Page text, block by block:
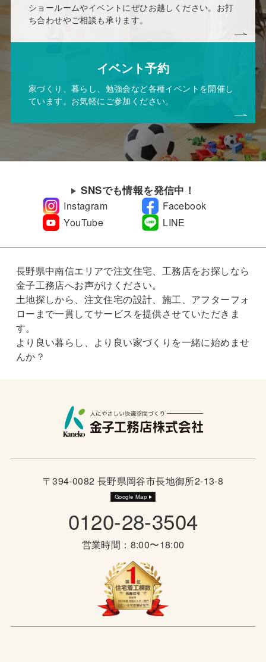
ショールームやイベントにぜひお越しください。お打
ち合わせやご相談も承ります。
イベント予約
家づくり、暮らし、勉強会など各種イベントを開催し
ています。お気軽にご参加ください。
SNSでも情報を発信中！
Instagram
Facebook
YouTube
LINE
長野県中南信エリアで注文住宅、工務店をお探しなら
金子工務店へお声がけください。
土地探しから、注文住宅の設計、施工、アフターフォ
ローまで一貫してサービスを提供させていただきま
す。
より良い暮らし、より良い家づくりを一緒に始めませ
んか？
〒394-0082 長野県岡谷市長地御所2-13-8
Google Map
0120-28-3504
営業時間：8:00〜18:00